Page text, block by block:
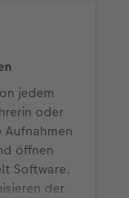
jedem
oder
Aufnahmen
öffnen
Software.
der